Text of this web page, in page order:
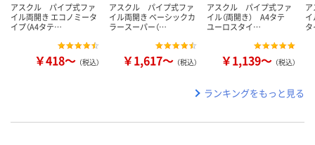
アスクル パイプ式ファ
イル両開き エコノミータ
イプ（A4タテ…
￥418～ （税込）
アスクル パイプ式ファ
イル両開き ベーシックカ
ラースーパー（…
￥1,617～ （税込）
アスクル パイプ式ファ
イル（両開き） A4タテ
ユーロスタイ…
￥1,139～ （税込）
ランキングをもっと見る